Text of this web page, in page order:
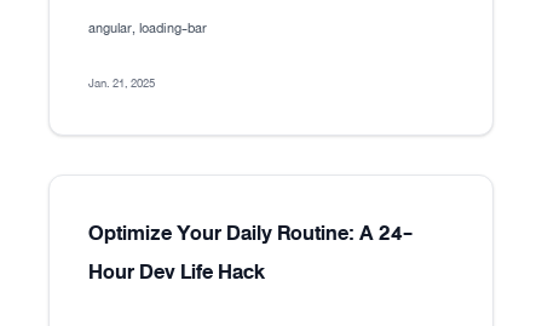
angular, loading-bar
Jan. 21, 2025
Optimize Your Daily Routine: A 24-
Hour Dev Life Hack